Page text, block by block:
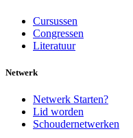
Cursussen
Congressen
Literatuur
Netwerk
Netwerk Starten?
Lid worden
Schoudernetwerken